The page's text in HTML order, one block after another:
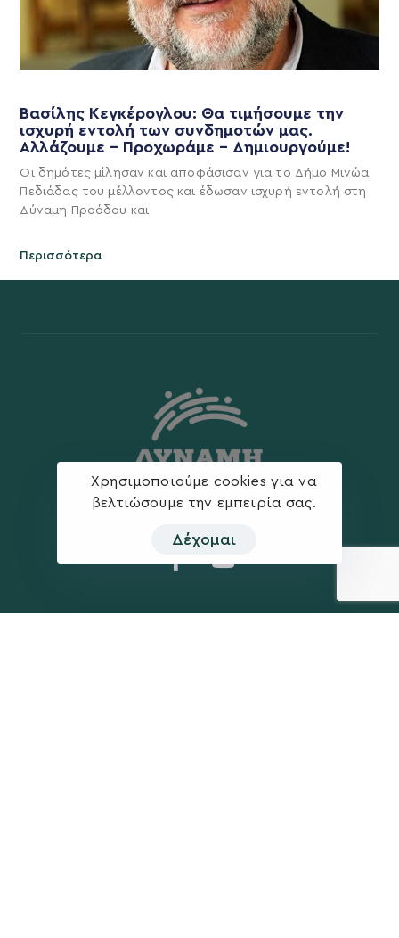
Βασίλης Κεγκέρογλου: Θα τιμήσουμε την
ισχυρή εντολή των συνδημοτών μας.
Αλλάζουμε – Προχωράμε – Δημιουργούμε!
Οι δημότες μίλησαν και αποφάσισαν για το Δήμο Μινώα
Πεδιάδας του μέλλοντος και έδωσαν ισχυρή εντολή στη
Δύναμη Προόδου και
Περισσότερα
Χρησιμοποιούμε cookies για να
βελτιώσουμε την εμπειρία σας.
Δέχομαι